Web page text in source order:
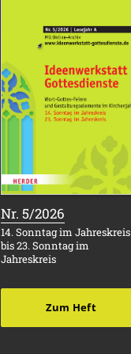
Nr. 5/2026
14. Sonntag im Jahreskreis
bis 23. Sonntag im
Jahreskreis
Zum Heft